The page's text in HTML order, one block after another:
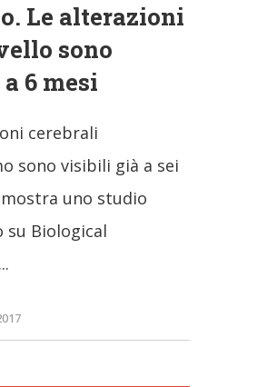
Le alterazioni
sono
6 mesi
cerebrali
sono visibili già a sei
uno studio
su Biological